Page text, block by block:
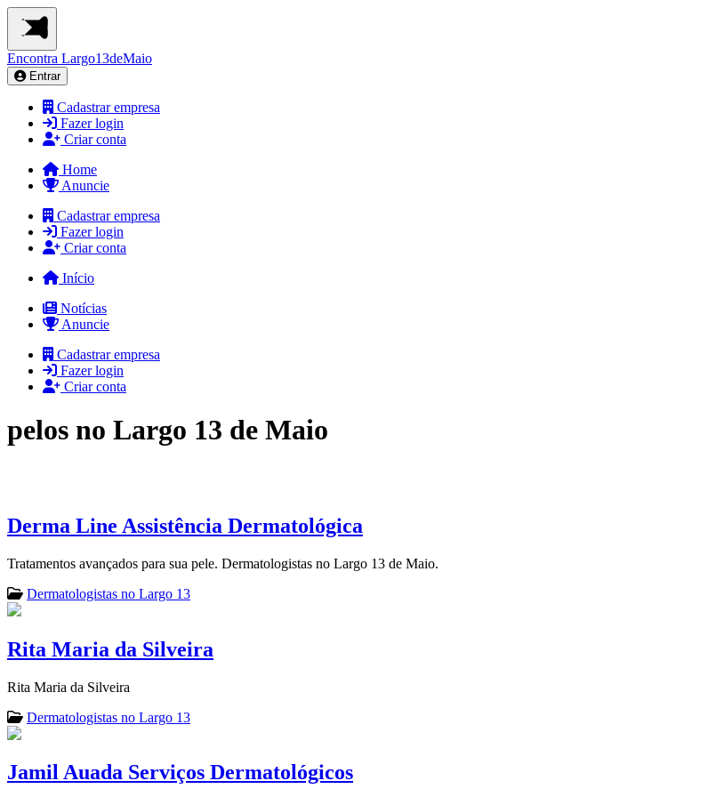
Encontra Largo13deMaio
Entrar
Cadastrar empresa
Fazer login
Criar conta
Home
Anuncie
Cadastrar empresa
Fazer login
Criar conta
Início
Notícias
Anuncie
Cadastrar empresa
Fazer login
Criar conta
pelos no Largo 13 de Maio
Derma Line Assistência Dermatológica
Tratamentos avançados para sua pele. Dermatologistas no Largo 13 de Maio.
Dermatologistas no Largo 13
Rita Maria da Silveira
Rita Maria da Silveira
Dermatologistas no Largo 13
Jamil Auada Serviços Dermatológicos